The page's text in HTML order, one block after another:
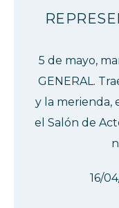
5 de mayo,
GENERAL.
y la merienda,
el Salón de
16/